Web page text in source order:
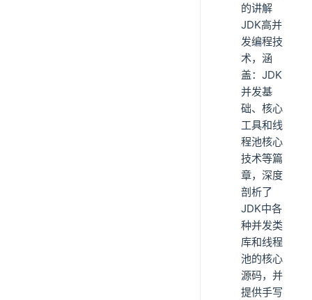
的讲解
JDK高并
发编程技
术，涵
盖：JDK
并发基
础、核心
工具和线
程池核心
技术等篇
章，深度
剖析了
JDK中各
种并发类
库和线程
池的核心
源码，并
提供手写